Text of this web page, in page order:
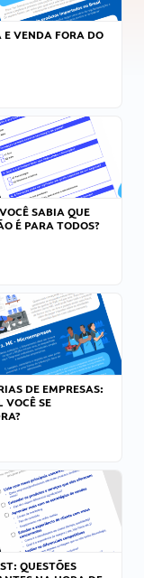
E VENDA FORA DO
SABIA QUE
É PARA TODOS?
DE EMPRESAS:
VOCÊ SE
QUESTÕES